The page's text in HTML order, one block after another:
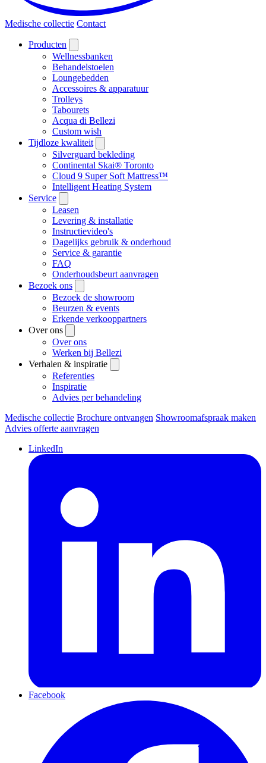
Medische collectie Contact
Producten
Wellnessbanken
Behandelstoelen
Loungebedden
Accessoires & apparatuur
Trolleys
Tabourets
Acqua di Bellezi
Custom wish
Tijdloze kwaliteit
Silverguard bekleding
Continental Skai® Toronto
Cloud 9 Super Soft Mattress™
Intelligent Heating System
Service
Leasen
Levering & installatie
Instructievideo's
Dagelijks gebruik & onderhoud
Service & garantie
FAQ
Onderhoudsbeurt aanvragen
Bezoek ons
Bezoek de showroom
Beurzen & events
Erkende verkooppartners
Over ons
Over ons
Werken bij Bellezi
Verhalen & inspiratie
Referenties
Inspiratie
Advies per behandeling
Medische collectie Brochure ontvangen Showroomafspraak maken
Advies offerte aanvragen
LinkedIn
Facebook